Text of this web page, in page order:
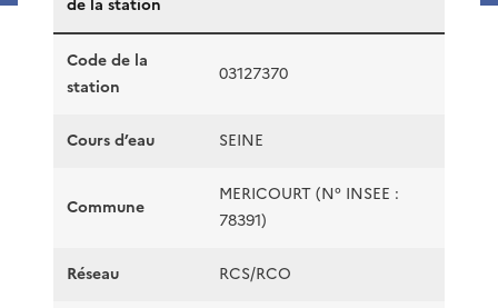
Code de la
station
03127370
Cours d’eau SEINE
Commune
MERICOURT (N° INSEE :
78391)
Réseau RCS/RCO